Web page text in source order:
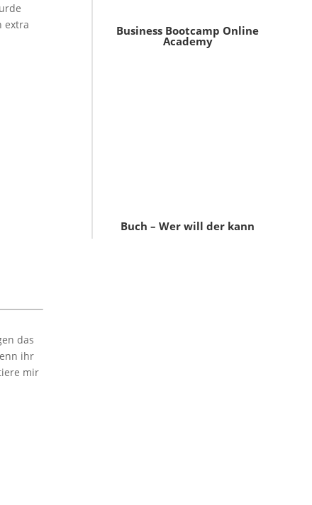
extra
das
ihr
mir
Business Bootcamp Online
Academy
Buch – Wer will der kann